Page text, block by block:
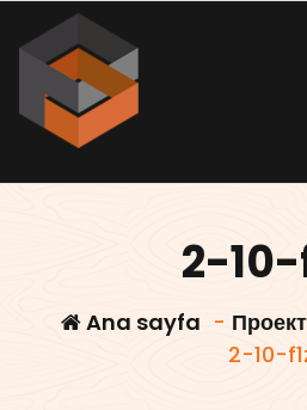
geç
2-10-
Ana sayfa -
2-10-